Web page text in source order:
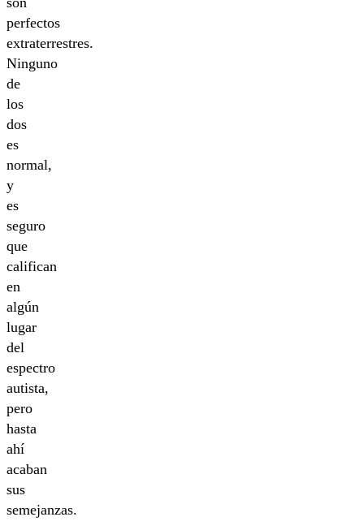
perfectos
extraterrestres.
Ninguno
de
los
dos
es
normal,
y
es
seguro
que
califican
en
algún
lugar
del
espectro
autista,
pero
hasta
ahí
acaban
sus
semejanzas.